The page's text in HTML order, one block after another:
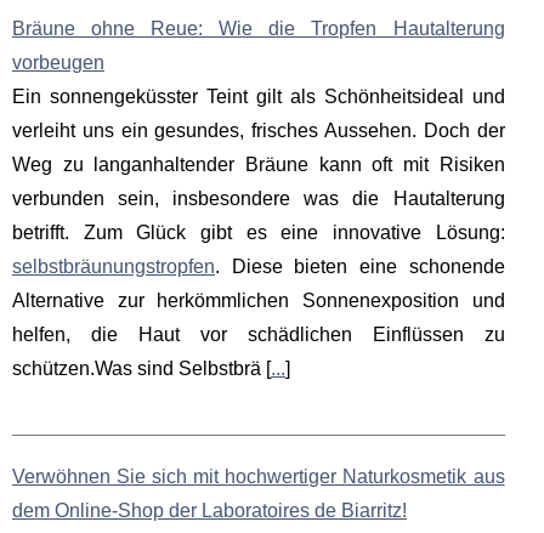
Bräune ohne Reue: Wie die Tropfen Hautalterung
vorbeugen
Ein sonnengeküsster Teint gilt als Schönheitsideal und
verleiht uns ein gesundes, frisches Aussehen. Doch der
Weg zu langanhaltender Bräune kann oft mit Risiken
verbunden sein, insbesondere was die Hautalterung
betrifft. Zum Glück gibt es eine innovative Lösung:
selbstbräunungstropfen. Diese bieten eine schonende
Alternative zur herkömmlichen Sonnenexposition und
helfen, die Haut vor schädlichen Einflüssen zu
schützen.Was sind Selbstbrä [...]
Verwöhnen Sie sich mit hochwertiger Naturkosmetik aus
dem Online-Shop der Laboratoires de Biarritz!